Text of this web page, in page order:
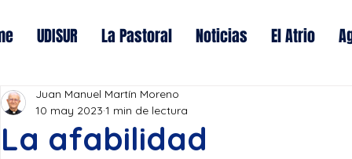
UDISUR La Pastoral Noticias El Atrio
La afabilidad
Juan Manuel Martín Moreno
10 may 2023 1 min de lectura